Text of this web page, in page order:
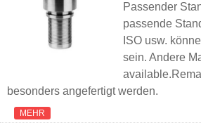
Passender
passende
ISO usw.
sein. Andere
besonders angefertigt werden.
MEHR